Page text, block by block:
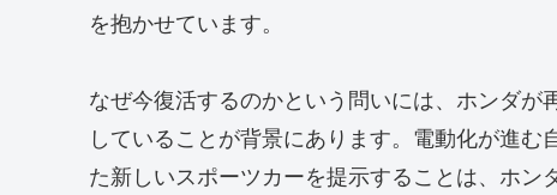
を抱かせています。
なぜ今復活するのかという問いには、ホンダ
していることが背景にあります。電動化が進
た新しいスポーツカーを提示することは、ホ